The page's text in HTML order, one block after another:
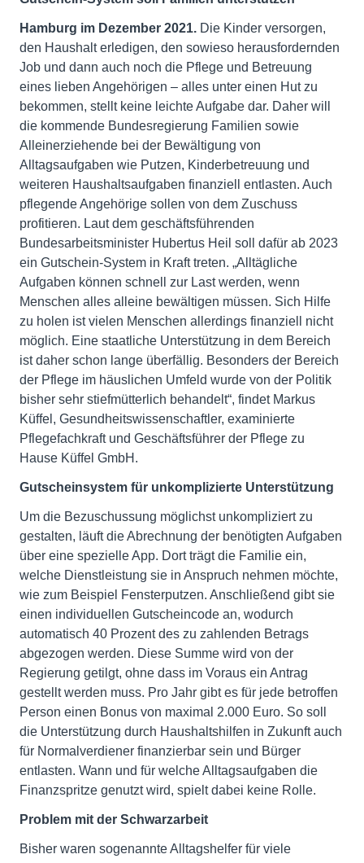
Hamburg im Dezember 2021. Die Kinder versorgen,
den Haushalt erledigen, den sowieso herausfordernden
Job und dann auch noch die Pflege und Betreuung
eines lieben Angehörigen – alles unter einen Hut zu
bekommen, stellt keine leichte Aufgabe dar. Daher will
die kommende Bundesregierung Familien sowie
Alleinerziehende bei der Bewältigung von
Alltagsaufgaben wie Putzen, Kinderbetreuung und
weiteren Haushaltsaufgaben finanziell entlasten. Auch
pflegende Angehörige sollen von dem Zuschuss
profitieren. Laut dem geschäftsführenden
Bundesarbeitsminister Hubertus Heil soll dafür ab 2023
ein Gutschein-System in Kraft treten. „Alltägliche
Aufgaben können schnell zur Last werden, wenn
Menschen alles alleine bewältigen müssen. Sich Hilfe
zu holen ist vielen Menschen allerdings finanziell nicht
möglich. Eine staatliche Unterstützung in dem Bereich
ist daher schon lange überfällig. Besonders der Bereich
der Pflege im häuslichen Umfeld wurde von der Politik
bisher sehr stiefmütterlich behandelt“, findet Markus
Küffel, Gesundheitswissenschaftler, examinierte
Pflegefachkraft und Geschäftsführer der Pflege zu
Hause Küffel GmbH.
Gutscheinsystem für unkomplizierte Unterstützung
Um die Bezuschussung möglichst unkompliziert zu
gestalten, läuft die Abrechnung der benötigten Aufgaben
über eine spezielle App. Dort trägt die Familie ein,
welche Dienstleistung sie in Anspruch nehmen möchte,
wie zum Beispiel Fensterputzen. Anschließend gibt sie
einen individuellen Gutscheincode an, wodurch
automatisch 40 Prozent des zu zahlenden Betrags
abgezogen werden. Diese Summe wird von der
Regierung getilgt, ohne dass im Voraus ein Antrag
gestellt werden muss. Pro Jahr gibt es für jede betroffen
Person einen Bonus von maximal 2.000 Euro. So soll
die Unterstützung durch Haushaltshilfen in Zukunft auch
für Normalverdiener finanzierbar sein und Bürger
entlasten. Wann und für welche Alltagsaufgaben die
Finanzspritze genutzt wird, spielt dabei keine Rolle.
Problem mit der Schwarzarbeit
Bisher waren sogenannte Alltagshelfer für viele